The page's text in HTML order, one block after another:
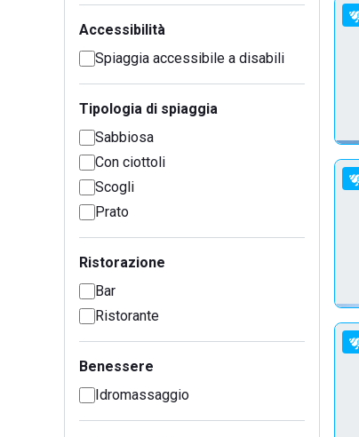
Accessibilità
Spiaggia accessibile a disabili
Tipologia di spiaggia
Sabbiosa
Con ciottoli
Scogli
Prato
Ristorazione
Bar
Ristorante
Benessere
Idromassaggio